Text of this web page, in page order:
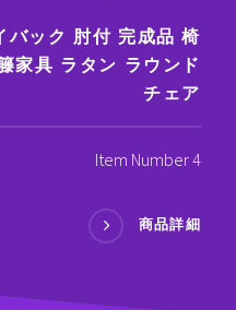
バック 肘付 完成品 椅
家具 ラタン ラウンド
チェア
Item Number 4
商品詳細